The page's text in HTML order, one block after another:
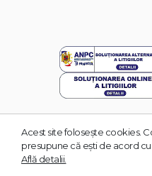
© 2026 Grupul Editorial
Acest site foloseşte cookies.
presupune că eşti de acord
Află detalii.